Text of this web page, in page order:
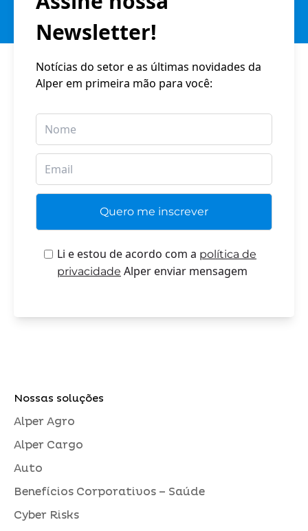
Newsletter!
Notícias do setor e as últimas novidades da
Alper em primeira mão para você:
Li e estou de acordo com a política de
privacidade Alper enviar mensagem
Nossas soluções
Alper Agro
Alper Cargo
Auto
Benefícios Corporativos – Saúde
Cyber Risks